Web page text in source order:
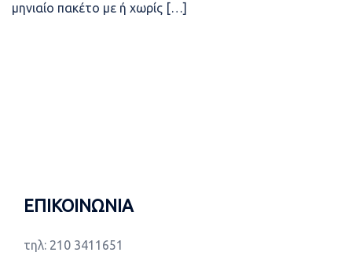
μηνιαίο πακέτο με ή χωρίς […]
ΕΠΙΚΟΙΝΩΝΙΑ
τηλ: 210 3411651